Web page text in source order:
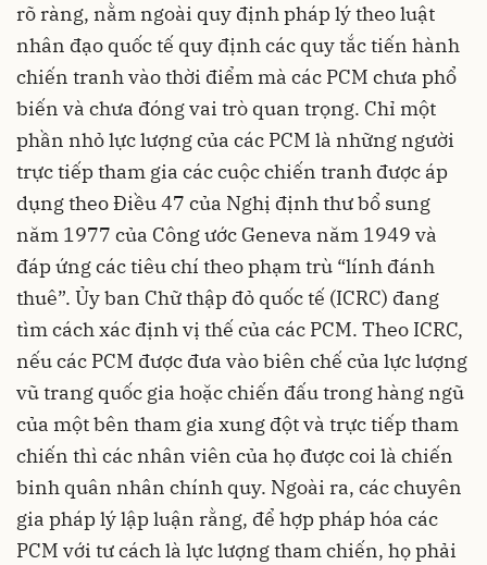
rõ ràng, nằm ngoài quy định pháp lý theo luật
nhân đạo quốc tế quy định các quy tắc tiến hành
chiến tranh vào thời điểm mà các PCM chưa phổ
biến và chưa đóng vai trò quan trọng. Chỉ một
phần nhỏ lực lượng của các PCM là những người
trực tiếp tham gia các cuộc chiến tranh được áp
dụng theo Điều 47 của Nghị định thư bổ sung
năm 1977 của Công ước Geneva năm 1949 và
đáp ứng các tiêu chí theo phạm trù “lính đánh
thuê”. Ủy ban Chữ thập đỏ quốc tế (ICRC) đang
tìm cách xác định vị thế của các PCM. Theo ICRC,
nếu các PCM được đưa vào biên chế của lực lượng
vũ trang quốc gia hoặc chiến đấu trong hàng ngũ
của một bên tham gia xung đột và trực tiếp tham
chiến thì các nhân viên của họ được coi là chiến
binh quân nhân chính quy. Ngoài ra, các chuyên
gia pháp lý lập luận rằng, để hợp pháp hóa các
PCM với tư cách là lực lượng tham chiến, họ phải